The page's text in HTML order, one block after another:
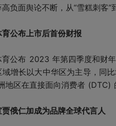
负面舆论不断，从“雪糕刺客”
公布上市后首份财报
育公布 2023 年第四季度和财
域增长以大中华区为主导，同
地区在直接面向消费者 (DTC)
俄仁加成为品牌全球代言人